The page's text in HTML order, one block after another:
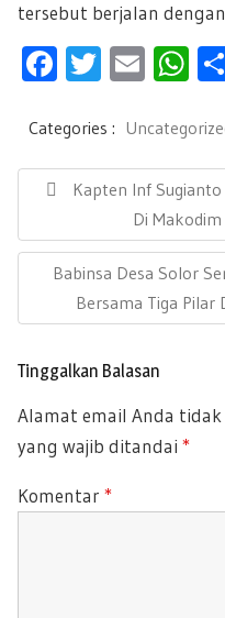
tersebut berjalan
F
e
b
oo
k
T
tt
er
E
ail
W
at
s
A
p
p
Categories :
N
g
i
o
P
E
V
U
P
O
S
T
Kapten Inf Sugianto
Di
N
X
O
S
:
Babinsa Desa Solor
Bersama Tiga Pilar
Tinggalkan Balasan
Alamat email Anda
yang wajib ditandai *
Komentar *